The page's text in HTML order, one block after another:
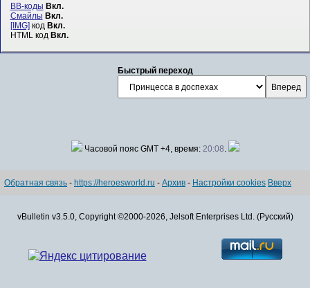
BB-коды Вкл.
Смайлы Вкл.
[IMG]код Вкл.
HTML код Вкл.
Быстрый переход
Часовой пояс GMT +4, время: 20:08.
Обратная связь - https://heroesworld.ru - Архив - Настройки cookies Вверх
vBulletin v3.5.0, Copyright ©2000-2026, Jelsoft Enterprises Ltd. (Русский)